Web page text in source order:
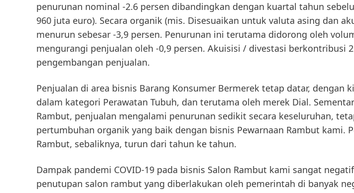
penurunan nominal -2.6 persen dibandingkan dengan kuartal tahun
960 juta euro). Secara organik (mis. Disesuaikan untuk valuta asing dan
menurun sebesar -3,9 persen. Penurunan ini terutama didorong oleh
mengurangi penjualan oleh -0,9 persen. Akuisisi / divestasi berkontribusi
pengembangan penjualan.
Penjualan di area bisnis Barang Konsumer Bermerek tetap datar, dengan
dalam kategori Perawatan Tubuh, dan terutama oleh merek Dial.
Rambut, penjualan mengalami penurunan sedikit secara keseluruhan,
pertumbuhan organik yang baik dengan bisnis Pewarnaan Rambut kami.
Rambut, sebaliknya, turun dari tahun ke tahun.
Dampak pandemi COVID-19 pada bisnis Salon Rambut kami sangat
penutupan salon rambut yang diberlakukan oleh pemerintah di banyak